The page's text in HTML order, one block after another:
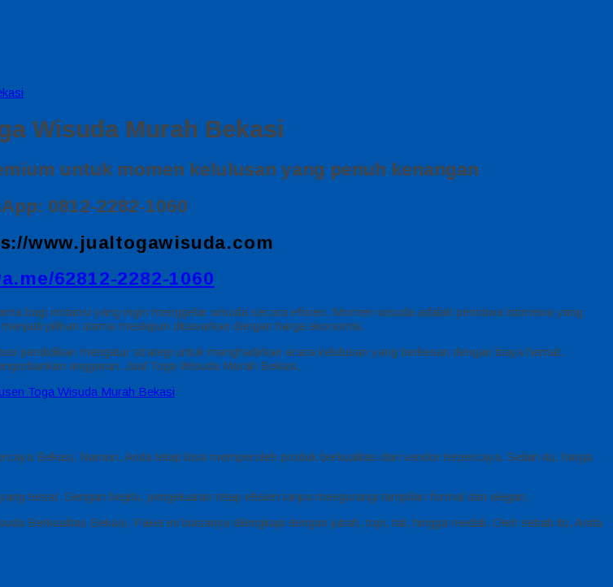
Wisuda Murah Bekasi
untuk momen kelulusan yang penuh kenangan
0812-2282-1060
www.jualtogawisuda.com
62812-2282-1060
bagi instansi yang ingin menggelar wisuda secara efisien. Momen wisuda adalah peristiwa istimewa yang
pilihan utama meskipun ditawarkan dengan harga ekonomis.
pendidikan mengatur strategi untuk menghadirkan acara kelulusan yang berkesan dengan biaya hemat.
anggaran. Jual Toga Wisuda Murah Bekasi,
Bekasi, Namun, Anda tetap bisa memperoleh produk berkualitas dari vendor terpercaya. Selain itu, harga
besar. Dengan begitu, pengeluaran tetap efisien tanpa mengurangi tampilan formal dan elegan.
Berkualitas Bekasi, Paket ini biasanya dilengkapi dengan jubah, topi, tali, hingga medali. Oleh sebab itu, Anda